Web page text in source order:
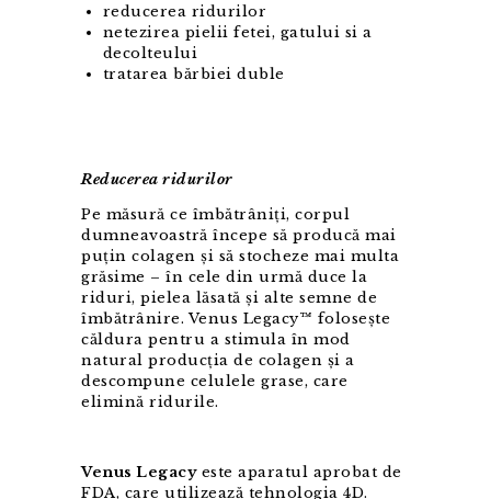
reducerea ridurilor
netezirea pielii fetei, gatului si a
decolteului
tratarea bărbiei duble
Reducerea ridurilor
Pe măsură ce îmbătrâniți, corpul
dumneavoastră începe să producă mai
puțin colagen și să stocheze mai multa
grăsime – în cele din urmă duce la
riduri, pielea lăsată și alte semne de
îmbătrânire. Venus Legacy™ folosește
căldura pentru a stimula în mod
natural producția de colagen și a
descompune celulele grase, care
elimină ridurile.
Venus Legacyeste aparatul aprobat de
FDA, care utilizează tehnologia 4D.